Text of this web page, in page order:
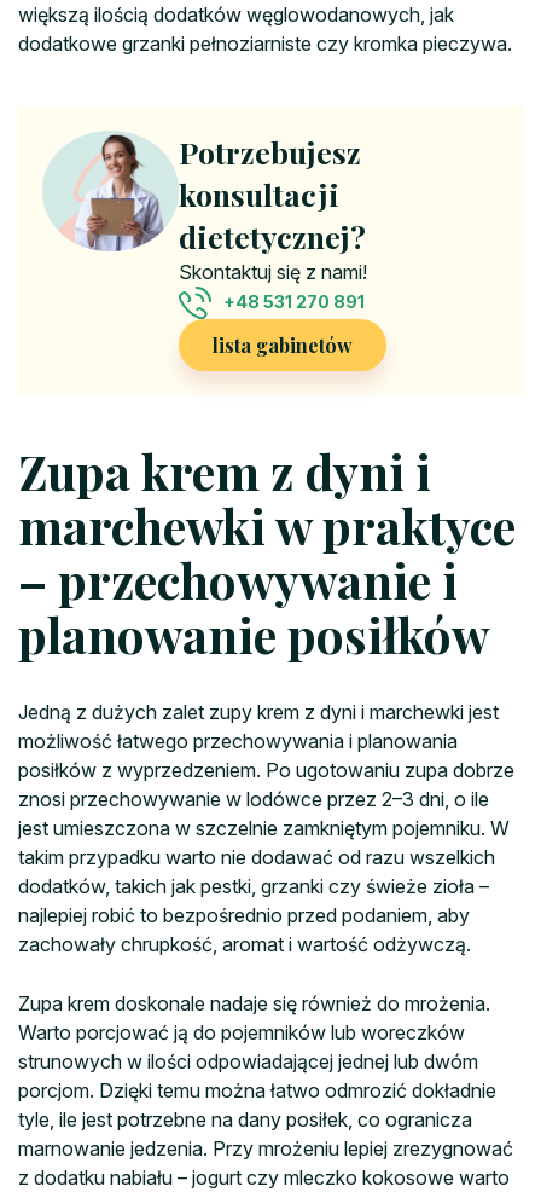
większą ilością dodatków węglowodanowych, jak
dodatkowe grzanki pełnoziarniste czy kromka pieczywa.
Potrzebujesz
konsultacji
dietetycznej?
Skontaktuj się z nami!
+48 531 270 891
lista gabinetów
Zupa krem z dyni i
marchewki w praktyce
– przechowywanie i
planowanie posiłków
Jedną z dużych zalet zupy krem z dyni i marchewki jest
możliwość łatwego przechowywania i planowania
posiłków z wyprzedzeniem. Po ugotowaniu zupa dobrze
znosi przechowywanie w lodówce przez 2–3 dni, o ile
jest umieszczona w szczelnie zamkniętym pojemniku. W
takim przypadku warto nie dodawać od razu wszelkich
dodatków, takich jak pestki, grzanki czy świeże zioła –
najlepiej robić to bezpośrednio przed podaniem, aby
zachowały chrupkość, aromat i wartość odżywczą.
Zupa krem doskonale nadaje się również do mrożenia.
Warto porcjować ją do pojemników lub woreczków
strunowych w ilości odpowiadającej jednej lub dwóm
porcjom. Dzięki temu można łatwo odmrozić dokładnie
tyle, ile jest potrzebne na dany posiłek, co ogranicza
marnowanie jedzenia. Przy mrożeniu lepiej zrezygnować
z dodatku nabiału – jogurt czy mleczko kokosowe warto